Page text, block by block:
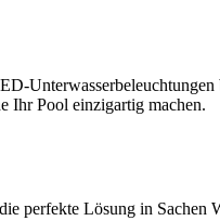
Ihr Pool einzigartig machen.
perfekte Lösung in